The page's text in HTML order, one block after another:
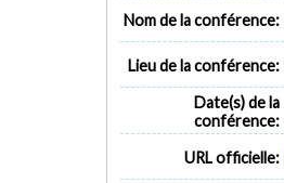
Nom de la conférence:
Lieu de la conférence:
Date(s) de la
conférence:
URL officielle: